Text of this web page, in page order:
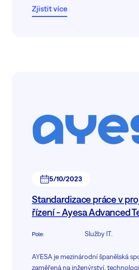
zvolili si Easy8.
Zjistit více
5/10/2023
Standardizace práce v
řízení - Ayesa Advanced
Pole: Služby IT.
AYESA je mezinárodní španělská
zaměřená na inženýrství,